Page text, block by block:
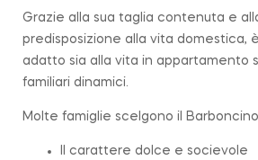
Grazie alla sua taglia contenuta e
predisposizione alla vita domestica,
adatto sia alla vita in appartamento
familiari dinamici.
Molte famiglie scelgono il
Il carattere dolce e socievole